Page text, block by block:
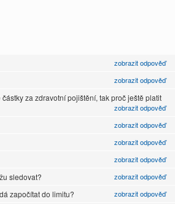
zobrazit odpověď
zobrazit odpověď
za zdravotní pojištění, tak proč ještě platit
zobrazit odpověď
zobrazit odpověď
zobrazit odpověď
zobrazit odpověď
sledovat? zobrazit odpověď
započítat do limitu? zobrazit odpověď